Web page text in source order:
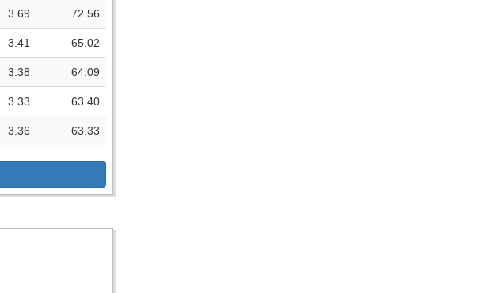
3.69 72.56
3.41 65.02
3.38 64.09
3.33 63.40
3.36 63.33